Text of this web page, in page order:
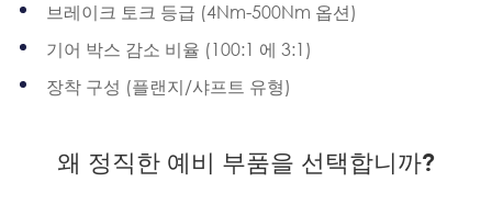
브레이크 토크 등급 (4Nm-500Nm 옵션)
기어 박스 감소 비율 (100:1 에 3:1)
장착 구성 (플랜지/샤프트 유형)
왜 정직한 예비 부품을 선택합니까?